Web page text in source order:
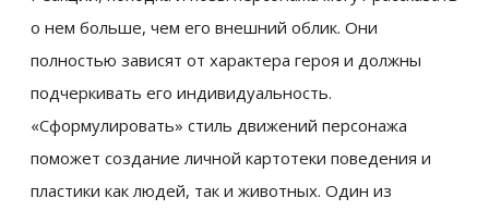
о нем больше, чем его внешний облик. Они
полностью зависят от характера героя и должны
подчеркивать его индивидуальность.
«Сформулировать» стиль движений персонажа
поможет создание личной картотеки поведения и
пластики как людей, так и животных. Один из